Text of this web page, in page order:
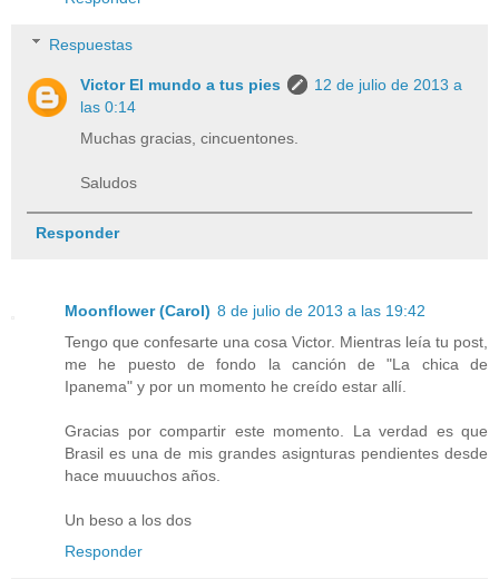
Respuestas
Victor El mundo a tus pies
12 de julio de 2013 a
las 0:14
Muchas gracias, cincuentones.
Saludos
Responder
Moonflower (Carol) 8 de julio de 2013 a las 19:42
Tengo que confesarte una cosa Victor. Mientras leía tu post,
me he puesto de fondo la canción de "La chica de
Ipanema" y por un momento he creído estar allí.
Gracias por compartir este momento. La verdad es que
Brasil es una de mis grandes asignturas pendientes desde
hace muuuchos años.
Un beso a los dos
Responder